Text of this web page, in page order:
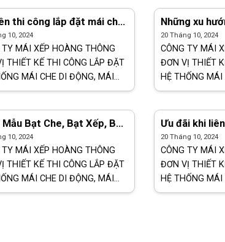
chi phí [...]
thi công lắp đặt mái che,
lượn sóng, bạt kéo giá
Bom
10, 2024
TY MÁI XẾP HOÀNG THÔNG
THIẾT KẾ THI CÔNG LẮP ĐẶT
MÁI CHE DI ĐỘNG, MÁI
KÉO, MÁI XẾP LƯỢN SÓNG,
tình – Tận [...]
Những xu
che, mái xếp
Hòa Đồng Nai
20 Tháng 10, 2024
CÔNG TY MÁI
ĐƠN VỊ THIẾT
HỆ THỐNG MÁI
XẾP BẠT KÉO,
vấn nhiệt tình –
Bạt Che, Bạt Xếp, Bạt
Rẻ Tại Bình Dương
10, 2024
TY MÁI XẾP HOÀNG THÔNG
THIẾT KẾ THI CÔNG LẮP ĐẶT
MÁI CHE DI ĐỘNG, MÁI
KÉO, MÁI XẾP LƯỢN SÓNG,
Ưu đãi khi
bạt che bạt
20 Tháng 10, 2024
CÔNG TY MÁI
ĐƠN VỊ THIẾT
HỆ THỐNG MÁI
XẾP BẠT KÉO,